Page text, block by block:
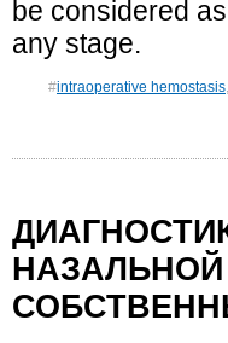
be considered
any stage.
#intraoperative hemostasis
НАЗАЛЬНОЙ